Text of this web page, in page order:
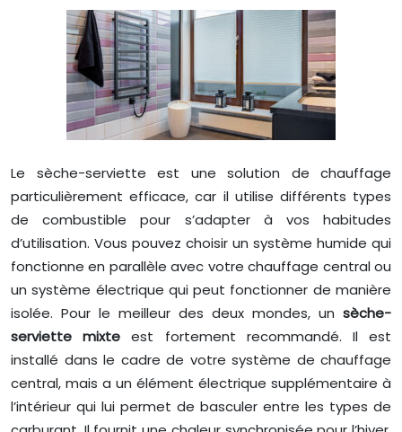
Le sèche-serviette est une solution de chauffage
particulièrement efficace, car il utilise différents types
de combustible pour s’adapter à vos habitudes
d’utilisation. Vous pouvez choisir un système humide qui
fonctionne en parallèle avec votre chauffage central ou
un système électrique qui peut fonctionner de manière
isolée. Pour le meilleur des deux mondes, un sèche-
serviette mixte est fortement recommandé. Il est
installé dans le cadre de votre système de chauffage
central, mais a un élément électrique supplémentaire à
l’intérieur qui lui permet de basculer entre les types de